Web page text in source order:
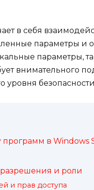
в себя
параметры и
параметры,
внимательного
программ в Windows
и роли
и прав доступа